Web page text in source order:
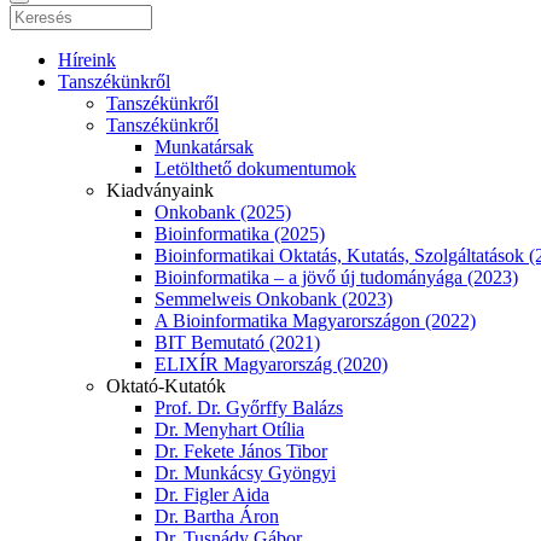
Híreink
Tanszékünkről
Tanszékünkről
Tanszékünkről
Munkatársak
Letölthető dokumentumok
Kiadványaink
Onkobank (2025)
Bioinformatika (2025)
Bioinformatikai Oktatás, Kutatás, Szolgáltatások
Bioinformatika – a jövő új tudományága (2023)
Semmelweis Onkobank (2023)
A Bioinformatika Magyarországon (2022)
BIT Bemutató (2021)
ELIXÍR Magyarország (2020)
Oktató-Kutatók
Prof. Dr. Győrffy Balázs
Dr. Menyhart Otília
Dr. Fekete János Tibor
Dr. Munkácsy Gyöngyi
Dr. Figler Aida
Dr. Bartha Áron